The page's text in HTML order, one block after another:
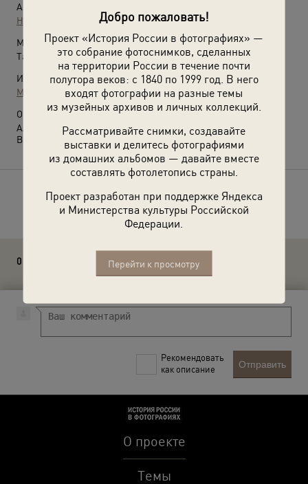
Добро пожаловать!
Проект «История России в фотографиях» —
это собрание фотоснимков, сделанных
на территории России в течение почти
полутора веков: с 1840 по 1999 год. В него
входят фотографии на разные темы
из музейных архивов и личных коллекций.
Рассматривайте снимки, создавайте
выставки и делитесь фотографиями
из домашних альбомов — давайте вместе
составлять фотолетопись страны.
Проект разработан при поддержке Яндекса
и Министерства культуры Российской
Федерации.
Перейти к просмотру
Автор:
Николай Вечерский
Место съемки:
Таврическая губ., Крым
Источники:
МАММ / МДФ
О фотографии:
Александра Савицкая.
Выставка
с этой фотографией.
Расскажите друзьям об этом фото
0 комментариев
Рекомендовать
как описание
Отправить
О проекте
Темы